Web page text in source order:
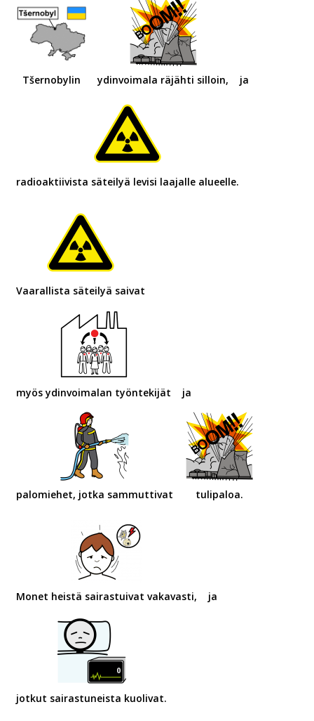
Tšernobylin ydinvoimala räjähti silloin, ja
radioaktiivista säteilyä levisi laajalle alueelle.
Vaarallista säteilyä saivat
myös ydinvoimalan työntekijät ja
palomiehet, jotka sammuttivat tulipaloa.
Monet heistä sairastuivat vakavasti, ja
jotkut sairastuneista kuolivat.